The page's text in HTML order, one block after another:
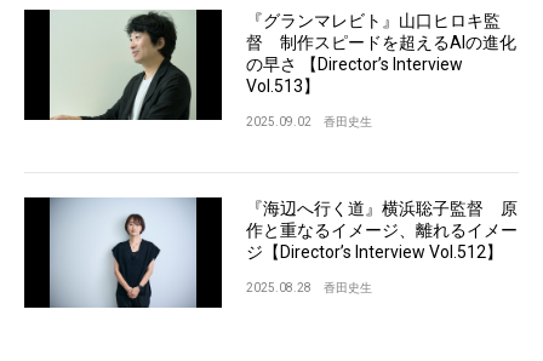
『グランマレビト』山口ヒロキ監
督 制作スピードを超えるAIの進化
の早さ 【Director’s Interview
Vol.513】
2025.09.02 香田史生
『海辺へ行く道』横浜聡子監督 原
作と重なるイメージ、離れるイメー
ジ【Director’s Interview Vol.512】
2025.08.28 香田史生